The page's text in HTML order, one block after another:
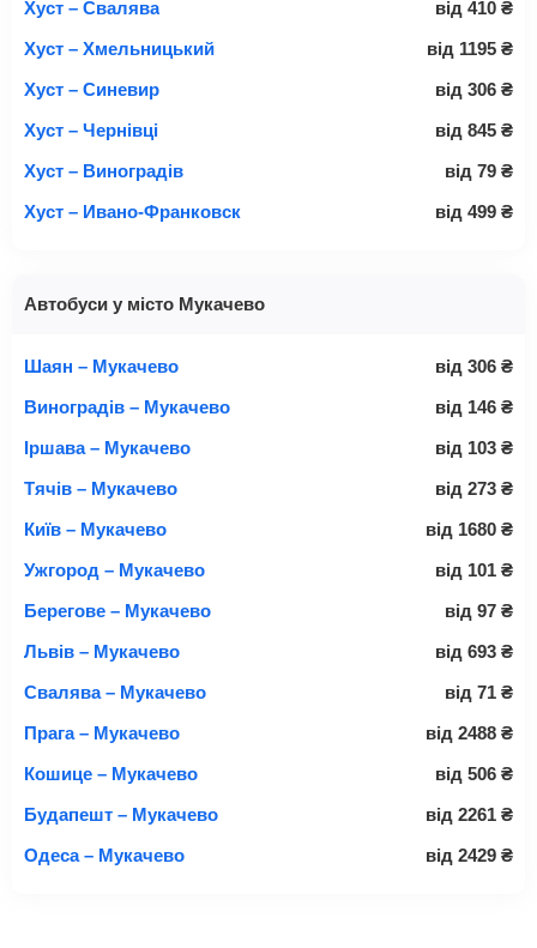
Хуст – Свалява
від 410 ₴
Хуст – Хмельницький
від 1195 ₴
Хуст – Синевир
від 306 ₴
Хуст – Чернівці
від 845 ₴
Хуст – Виноградів
від 79 ₴
Хуст – Ивано-Франковск
від 499 ₴
Автобуси у місто Мукачево
Шаян – Мукачево від 306 ₴
Виноградів – Мукачево
від 146 ₴
Іршава – Мукачево
від 103 ₴
Тячів – Мукачево
від 273 ₴
Київ – Мукачево
від 1680 ₴
Ужгород – Мукачево
від 101 ₴
Берегове – Мукачево
від 97 ₴
Львів – Мукачево
від 693 ₴
Свалява – Мукачево
від 71 ₴
Прага – Мукачево
від 2488 ₴
Кошице – Мукачево
від 506 ₴
Будапешт – Мукачево
від 2261 ₴
Одеса – Мукачево
від 2429 ₴